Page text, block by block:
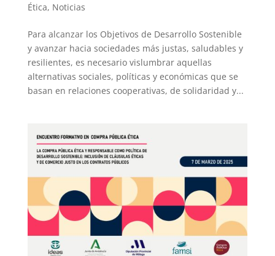
Ética, Noticias
Para alcanzar los Objetivos de Desarrollo Sostenible
y avanzar hacia sociedades más justas, saludables y
resilientes, es necesario vislumbrar aquellas
alternativas sociales, políticas y económicas que se
basan en relaciones cooperativas, de solidaridad y...